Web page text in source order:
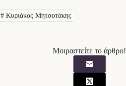
#Κυριάκος Μητσοτάκης
Μοιραστείτε το άρθρο!